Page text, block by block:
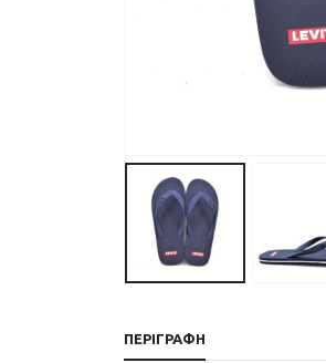
ΠΕΡΙΓΡΑΦΉ